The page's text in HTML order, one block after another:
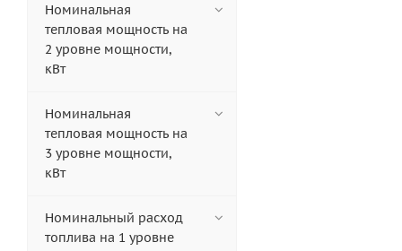
Номинальная
тепловая мощность на
2 уровне мощности,
кВт
Номинальная
тепловая мощность на
3 уровне мощности,
кВт
Номинальный расход
топлива на 1 уровне